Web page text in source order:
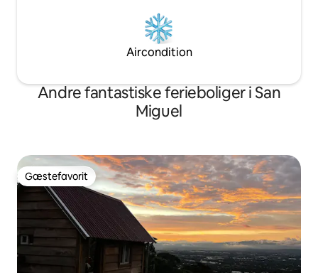
Aircondition
Andre fantastiske ferieboliger i San
Miguel
Gæstefavorit
Gæstefavorit